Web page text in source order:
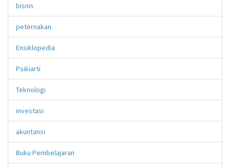
bisnis
peternakan
Ensiklopedia
Psikiarti
Teknologi
investasi
akuntansi
Buku Pembelajaran